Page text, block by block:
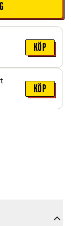
KÖP
KÖP